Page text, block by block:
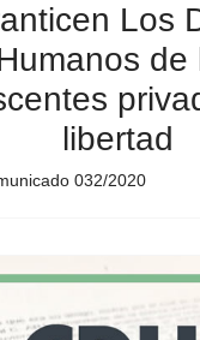
Los
de
libertad
032/2020